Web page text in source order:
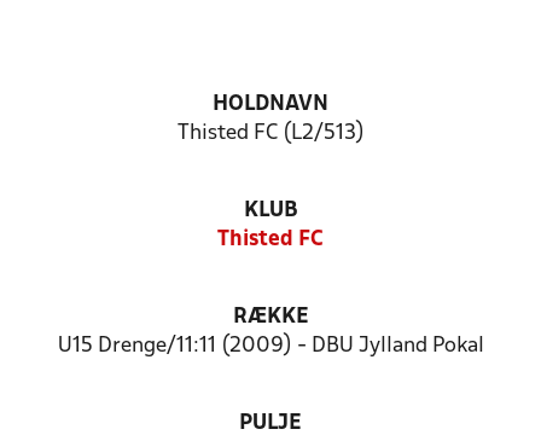
HOLDNAVN
Thisted FC (L2/513)
KLUB
Thisted FC
RÆKKE
U15 Drenge/11:11 (2009) - DBU Jylland Pokal
PULJE